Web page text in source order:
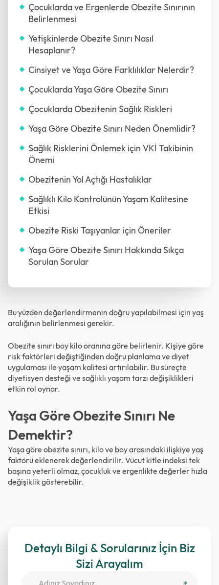
Çocuklarda ve Ergenlerde Obezite Sınırının
Belirlenmesi
Yetişkinlerde Obezite Sınırı Nasıl
Hesaplanır?
Cinsiyet ve Yaşa Göre Farklılıklar Nelerdir?
Çocuklarda Yaşa Göre Obezite Sınırı
Çocuklarda Obezitenin Sağlık Riskleri
Yaşa Göre Obezite Sınırı Neden Önemlidir?
Sağlık Risklerini Önlemek için VKİ Takibinin
Önemi
Obezitenin Yol Açtığı Hastalıklar
Sağlıklı Kilo Kontrolünün Yaşam Kalitesine
Etkisi
Obezite Riski Taşıyanlar için Öneriler
Yaşa Göre Obezite Sınırı Hakkında Sıkça
Sorulan Sorular
Bu yüzden değerlendirmenin doğru yapılabilmesi için yaş
aralığının belirlenmesi gerekir.
Obezite sınırı boy kilo oranına göre belirlenir. Kişiye göre
risk faktörleri değiştiğinden doğru planlama ve diyet
uygulaması ile yaşam kalitesi artırılabilir. Bu süreçte
diyetisyen desteği ve sağlıklı yaşam tarzı değişiklikleri
etkin rol oynar.
Yaşa Göre Obezite Sınırı Ne
Demektir?
Yaşa göre obezite sınırı, kilo ve boy arasındaki ilişkiye yaş
faktörü eklenerek değerlendirilir. Vücut kitle indeksi tek
başına yeterli olmaz, çocukluk ve ergenlikte değerler hızla
değişiklik gösterebilir.
Detaylı Bilgi & Sorularınız İçin Biz
Sizi Arayalım